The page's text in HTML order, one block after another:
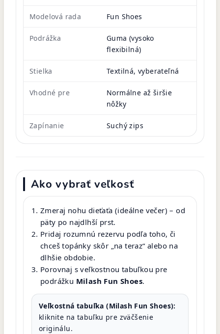
Modelová rada Fun Shoes
Podrážka
Guma (vysoko
flexibilná)
Stielka Textilná, vyberateľná
Vhodné pre
Normálne až širšie
nôžky
Zapínanie Suchý zips
Ako vybrať veľkosť
Zmeraj nohu dieťaťa (ideálne večer) – od
päty po najdlhší prst.
Pridaj rozumnú rezervu podľa toho, či
chceš topánky skôr „na teraz“ alebo na
dlhšie obdobie.
Porovnaj s veľkostnou tabuľkou pre
podrážku Milash Fun Shoes.
Veľkostná tabuľka (Milash Fun Shoes):
kliknite na tabuľku pre zväčšenie
originálu.